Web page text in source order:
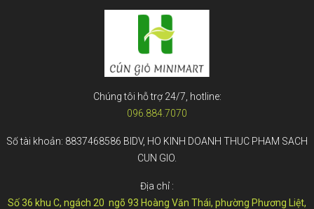
Chúng tôi hỗ trợ 24/7, hotline:
096.884.7070
Số tài khoản: 8837468586 BIDV, HO KINH DOANH THUC PHAM SACH
CUN GIO.
Địa chỉ :
Số 36 khu C, ngách 20 ngõ 93 Hoàng Văn Thái, phường Phương Liệt,